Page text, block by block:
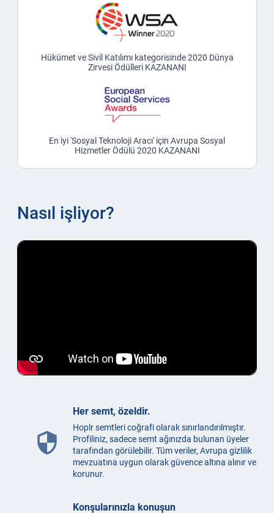
Hükümet ve Sivil Katılımı kategorisinde 2020 Dünya
Zirvesi Ödülleri KAZANANI
En iyi 'Sosyal Teknoloji Aracı' için Avrupa Sosyal
Hizmetler Ödülü 2020 KAZANANI
Nasıl işliyor?
security
Her semt, özeldir.
Hoplr semtleri coğrafi olarak sınırlandırılmıştır.
Profiliniz, sadece semt ağınızda bulunan üyeler
tarafından görülebilir. Tüm veriler, Avrupa gizlilik
mevzuatına uygun olarak güvence altına alınır ve
korunur.
Konşularınızla konuşun